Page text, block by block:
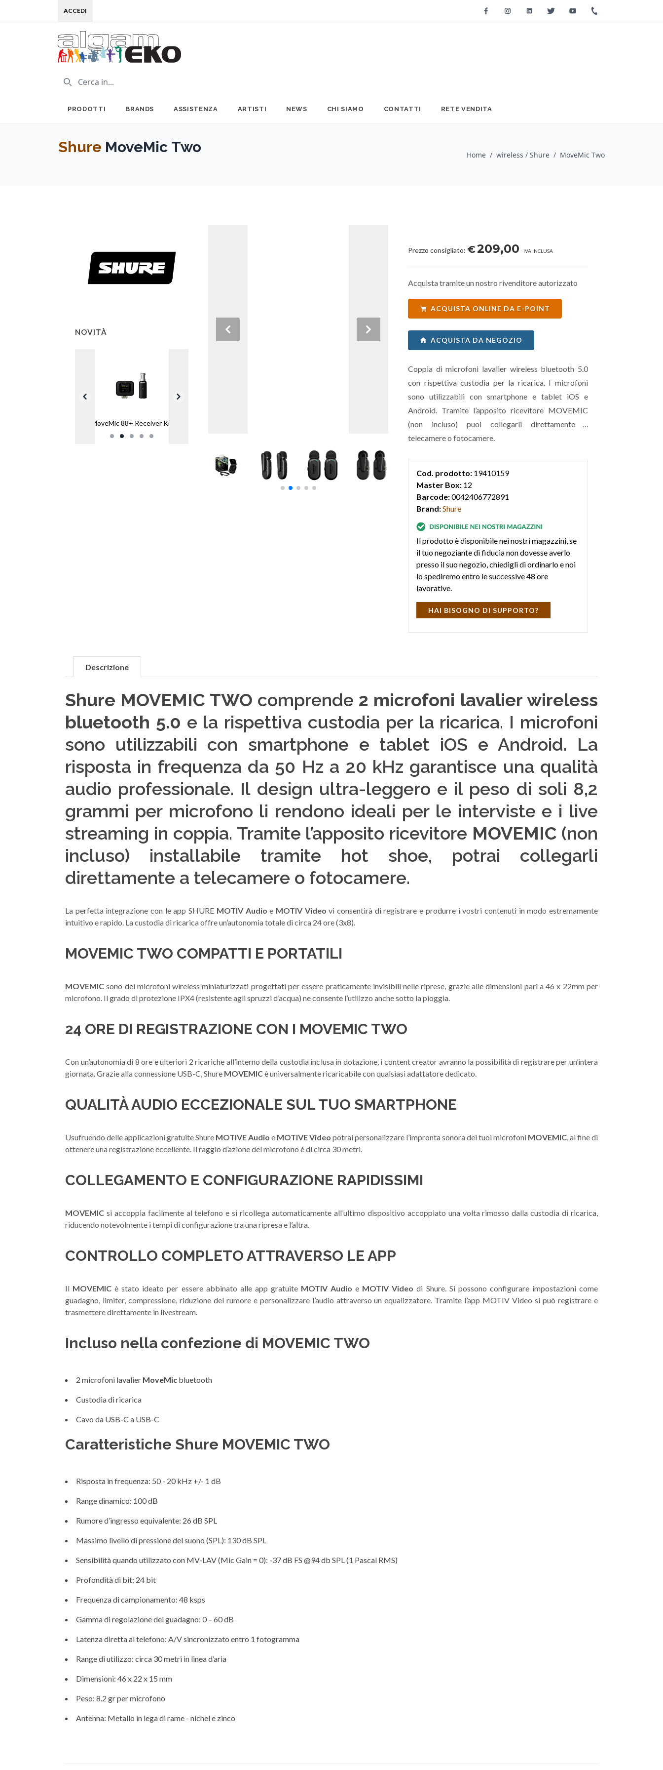
ACCEDI FacebookInstagramLinkedinTwitter Youtube
PRODOTTI BRANDS ASSISTENZA ARTISTI NEWS CHI SIAMO CONTATTI RETE VENDITA
Shure MoveMic Two Home / wireless / Shure / MoveMic Two
NOVITÀ
MoveMic 88+ Receiver Kit
Previous Next
Prezzo consigliato: €209,00 IVA INCLUSA
Acquista tramite un nostro rivenditore autorizzato
ACQUISTA ONLINE DA E-POINT
ACQUISTA DA NEGOZIO
Coppia di microfoni lavalier wireless bluetooth 5.0
con rispettiva custodia per la ricarica. I microfoni
sono utilizzabili con smartphone e tablet iOS e
Android. Tramite l’apposito ricevitore MOVEMIC
(non incluso) puoi collegarli direttamente a
telecamere o fotocamere.
Cod. prodotto: 19410159
Master Box: 12
Barcode:0042406772891
Brand:Shure
Il prodotto è disponibile nei nostri magazzini, se
il tuo negoziante di fiducia non dovesse averlo
presso il suo negozio, chiedigli di ordinarlo e noi
lo spediremo entro le successive 48 ore
lavorative.
HAI BISOGNO DI SUPPORTO?
Descrizione
Shure MOVEMIC TWO comprende 2 microfoni lavalier wireless
bluetooth 5.0 e la rispettiva custodia per la ricarica. I microfoni
sono utilizzabili con smartphone e tablet iOS e Android. La
risposta in frequenza da 50 Hz a 20 kHz garantisce una qualità
audio professionale. Il design ultra-leggero e il peso di soli 8,2
grammi per microfono li rendono ideali per le interviste e i live
streaming in coppia. Tramite l’apposito ricevitore MOVEMIC (non
incluso) installabile tramite hot shoe, potrai collegarli
direttamente a telecamere o fotocamere.
La perfetta integrazione con le app SHURE MOTIV Audio e MOTIV Video vi consentirà di registrare e produrre i vostri contenuti in modo estremamente
intuitivo e rapido. La custodia di ricarica offre un’autonomia totale di circa 24 ore (3x8).
MOVEMIC TWO COMPATTI E PORTATILI
MOVEMIC sono dei microfoni wireless miniaturizzati progettati per essere praticamente invisibili nelle riprese, grazie alle dimensioni pari a 46 x 22mm per
microfono. Il grado di protezione IPX4 (resistente agli spruzzi d’acqua) ne consente l’utilizzo anche sotto la pioggia.
24 ORE DI REGISTRAZIONE CON I MOVEMIC TWO
Con un’autonomia di 8 ore e ulteriori 2 ricariche all’interno della custodia inclusa in dotazione, i content creator avranno la possibilità di registrare per un’intera
giornata. Grazie alla connessione USB-C, Shure MOVEMICè universalmente ricaricabile con qualsiasi adattatore dedicato.
QUALITÀ AUDIO ECCEZIONALE SUL TUO SMARTPHONE
Usufruendo delle applicazioni gratuite Shure MOTIVE Audio e MOTIVE Video potrai personalizzare l’impronta sonora dei tuoi microfoni MOVEMIC, al fine di
ottenere una registrazione eccellente. Il raggio d’azione del microfono è di circa 30 metri.
COLLEGAMENTO E CONFIGURAZIONE RAPIDISSIMI
MOVEMIC si accoppia facilmente al telefono e si ricollega automaticamente all’ultimo dispositivo accoppiato una volta rimosso dalla custodia di ricarica,
riducendo notevolmente i tempi di configurazione tra una ripresa e l’altra.
CONTROLLO COMPLETO ATTRAVERSO LE APP
Il MOVEMIC è stato ideato per essere abbinato alle app gratuite MOTIV Audio e MOTIV Video di Shure. Si possono configurare impostazioni come
guadagno, limiter, compressione, riduzione del rumore e personalizzare l’audio attraverso un equalizzatore. Tramite l’app MOTIV Video si può registrare e
trasmettere direttamente in livestream.
Incluso nella confezione di MOVEMIC TWO
2 microfoni lavalier MoveMic bluetooth
Custodia di ricarica
Cavo da USB-C a USB-C
Caratteristiche Shure MOVEMIC TWO
Risposta in frequenza: 50 - 20 kHz +/- 1 dB
Range dinamico: 100 dB
Rumore d’ingresso equivalente: 26 dB SPL
Massimo livello di pressione del suono (SPL): 130 dB SPL
Sensibilità quando utilizzato con MV-LAV (Mic Gain = 0): -37 dB FS @94 db SPL (1 Pascal RMS)
Profondità di bit: 24 bit
Frequenza di campionamento: 48 ksps
Gamma di regolazione del guadagno: 0 – 60 dB
Latenza diretta al telefono: A/V sincronizzato entro 1 fotogramma
Range di utilizzo: circa 30 metri in linea d’aria
Dimensioni: 46 x 22 x 15 mm
Peso: 8.2 gr per microfono
Antenna: Metallo in lega di rame - nichel e zinco